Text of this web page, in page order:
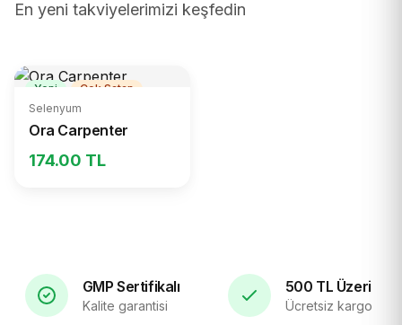
En yeni takviyelerimizi keşfedin
Yeni
Çok Satan
Selenyum
Ora Carpenter
174.00 TL
GMP Sertifikalı
Kalite garantisi
500 TL Üzeri
Ücretsiz kargo